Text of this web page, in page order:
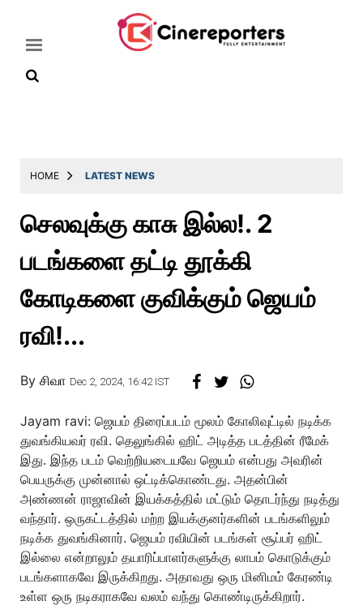
Latest
Throwback
Television
Story
HOME LATEST NEWS
செலவுக்கு காசு இல்ல!. 2
படங்களை தட்டி தூக்கி
கோடிகளை குவிக்கும் ஜெயம்
ரவி!...
By சிவா Dec 2, 2024, 16:42 IST
Jayam ravi: ஜெயம் திரைப்படம் மூலம் கோலிவுட்டில் நடிக்க
துவங்கியவர் ரவி. தெலுங்கில் ஹிட் அடித்த படத்தின் ரீமேக்
இது. இந்த படம் வெற்றியடையவே ஜெயம் என்பது அவரின்
பெயருக்கு முன்னால் ஒட்டிக்கொண்டது. அதன்பின்
அண்ணன் ராஜாவின் இயக்கத்தில் மட்டும் தொடர்ந்து நடித்து
வந்தார். ஒருகட்டத்தில் மற்ற இயக்குனர்களின் படங்களிலும்
நடிக்க துவங்கினார். ஜெயம் ரவியின் படங்கள் சூப்பர் ஹிட்
இல்லை என்றாலும் தயாரிப்பாளர்களுக்கு லாபம் கொடுக்கும்
படங்களாகவே இருக்கிறது. அதாவது ஒரு மினிமம் கேரண்டி
உள்ள ஒரு நடிகராகவே வலம் வந்து கொண்டிருக்கிறார்.